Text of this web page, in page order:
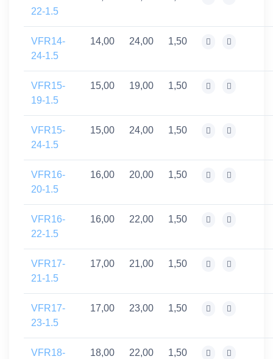
22-1.5
VFR14-
24-1.5
14,00 24,00 1,50
VFR15-
19-1.5
15,00 19,00 1,50
VFR15-
24-1.5
15,00 24,00 1,50
VFR16-
20-1.5
16,00 20,00 1,50
VFR16-
22-1.5
16,00 22,00 1,50
VFR17-
21-1.5
17,00 21,00 1,50
VFR17-
23-1.5
17,00 23,00 1,50
VFR18-
18,00 22,00 1,50